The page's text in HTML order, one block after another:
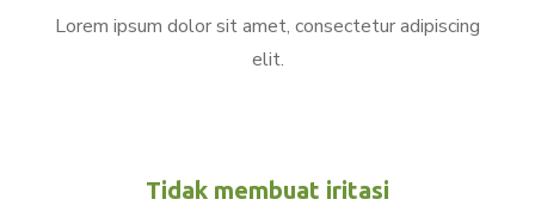
Lorem ipsum dolor sit amet, consectetur adipiscing
elit.
Tidak membuat iritasi